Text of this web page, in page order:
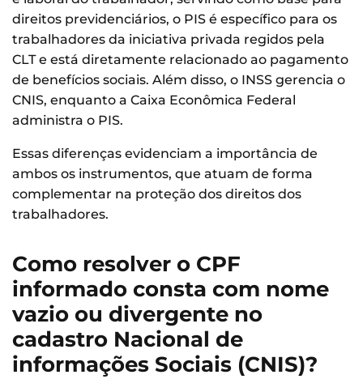
direitos previdenciários, o PIS é específico para os
trabalhadores da iniciativa privada regidos pela
CLT e está diretamente relacionado ao pagamento
de benefícios sociais. Além disso, o INSS gerencia o
CNIS, enquanto a Caixa Econômica Federal
administra o PIS.
Essas diferenças evidenciam a importância de
ambos os instrumentos, que atuam de forma
complementar na proteção dos direitos dos
trabalhadores.
Como resolver o CPF
informado consta com nome
vazio ou divergente no
cadastro Nacional de
informações Sociais (CNIS)?